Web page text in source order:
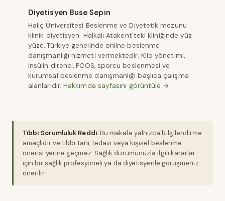
Diyetisyen Buse Sepin
Haliç Üniversitesi Beslenme ve Diyetetik mezunu
klinik diyetisyen. Halkalı Atakent'teki kliniğinde yüz
yüze, Türkiye genelinde online beslenme
danışmanlığı hizmeti vermektedir. Kilo yönetimi,
insülin direnci, PCOS, sporcu beslenmesi ve
kurumsal beslenme danışmanlığı başlıca çalışma
alanlarıdır.Hakkımda sayfasını görüntüle →
Tıbbi Sorumluluk Reddi:Bu makale yalnızca bilgilendirme
amaçlıdır ve tıbbi tanı, tedavi veya kişisel beslenme
önerisi yerine geçmez. Sağlık durumunuzla ilgili kararlar
için bir sağlık profesyoneli ya da diyetisyenle görüşmeniz
önerilir.